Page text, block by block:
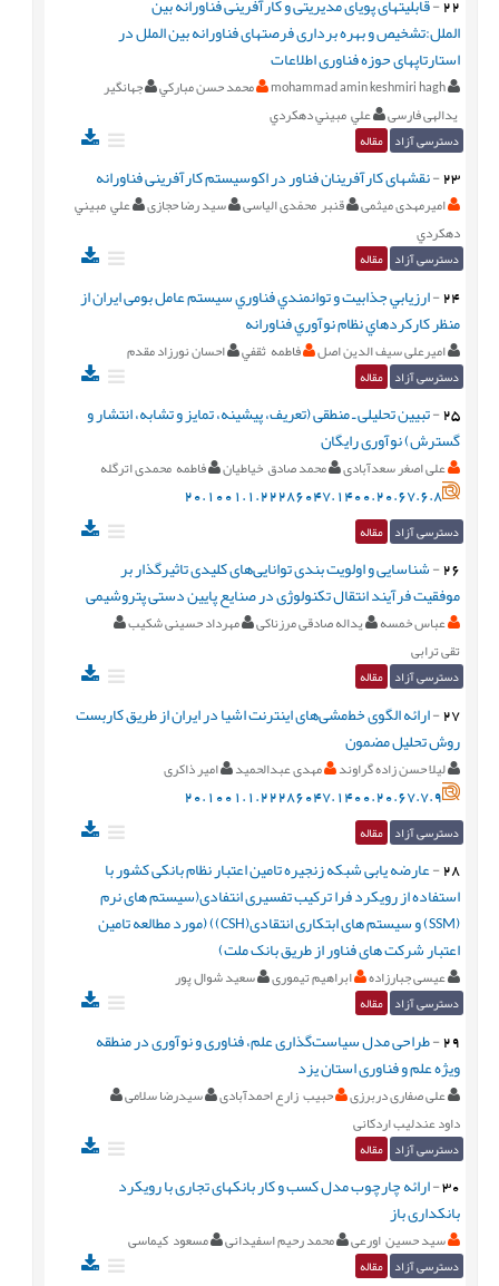
الملل:تشخیص و بهره برداری فرصتهای فناورانه بین الملل در
استارتاپهای حوزه فناوری اطلاعات
mohammad amin keshmiri hagh محمد حسن مبارکي
جهانگیر
یدالهی فارسی علي مبيني دهكردي
دسترسی آزاد مقاله
23
-نقش‎های کارآفرینان فناور در اکوسیستم کارآفرینی فناورانه
امیرمهدی میثمی قنبر محمّدی الیاسی سید رضا حجازی
علي مبيني
دهكردي
دسترسی آزاد مقاله
24
-ارزيابي جذابيت و توانمندي فناوري سیستم عامل بومی ايران از
منظر كاركردهاي نظام نوآوري فناورانه
امیرعلی سیف الدین اصل فاطمه ثقفي احسان نورزاد مقدم
دسترسی آزاد مقاله
25
-تبیین تحلیلی ـ منطقی (تعریف، پیشینه، تمایز و تشابه، انتشار و
گسترش) نوآوری رایگان
علی اصغر سعدآبادی محمد صادق خیاطیان فاطمه محمدی اترگله
20.1001.1.22286047.1400.20.67.6.8
دسترسی آزاد مقاله
26
-شناسایی و اولویت بندی توانایی‌های کلیدی تاثیرگذار بر
موفقیت فرآیند انتقال تکنولوژی در صنایع پایین دستی پتروشیمی
عباس خمسه یداله صادقی مرزناکی
مهرداد حسینی شکیب
تقی ترابی
دسترسی آزاد مقاله
27
-ارائه الگوی خط‌مشی‌های اینترنت اشیا در ایران از طریق کاربست
روش تحلیل مضمون
لیلا حسن زاده گراوند مهدی عبدالحمید امیر ذاکری
20.1001.1.22286047.1400.20.67.7.9
دسترسی آزاد مقاله
28
-عارضه یابی شبکه زنجیره تامین اعتبار نظام بانکی کشور با
استفاده از رویکرد فرا ترکیب تفسیری انتفادی(سیستم های نرم
(SSM) و سیستم های ابتکاری انتقادی(CSH)) (مورد مطالعه تامین
اعتبار شرکت های فناور از طریق بانک ملت)
عیسی جبارزاده ابراهیم تیموری سعید شوال پور
دسترسی آزاد مقاله
29
-طراحی مدل سیاست‌گذاری علم، فناوری و نوآوری در منطقه
ویژه علم و فناوری استان یزد
علی صفاری دربرزی حبیب زارع احمدآبادی
سیدرضا سلامی
داود عندلیب اردکانی
دسترسی آزاد مقاله
30
-ارائه چارچوب مدل کسب و کار بانک‏های تجاری با رویکرد
بانکداری باز
سید حسین اورعی محمد رحیم اسفیدانی مسعود کیماسی
دسترسی آزاد مقاله